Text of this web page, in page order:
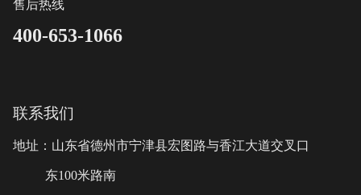
售后热线
400-653-1066
联系我们
地址：山东省德州市宁津县宏图路与香江大道交叉口
东100米路南